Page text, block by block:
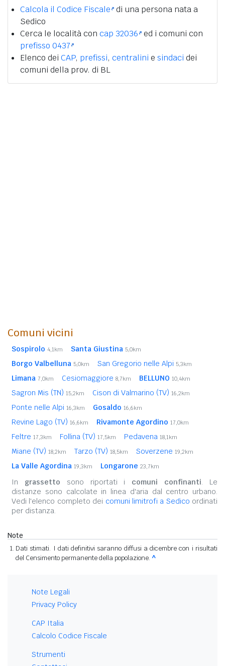
Calcola il Codice Fiscale di una persona nata a
Sedico
Cerca le località con cap 32036 ed i comuni con
prefisso 0437
Elenco dei CAP, prefissi, centralini e sindaci dei
comuni della prov. di BL
Comuni vicini
Sospirolo 4,1km Santa Giustina 5,0km
Borgo Valbelluna 5,0km San Gregorio nelle Alpi 5,3km
Limana 7,0km Cesiomaggiore 8,7km BELLUNO 10,4km
Sagron Mis (TN) 15,2km Cison di Valmarino (TV) 16,2km
Ponte nelle Alpi 16,3km Gosaldo 16,6km
Revine Lago (TV) 16,6km Rivamonte Agordino 17,0km
Feltre 17,3km Follina (TV) 17,5km Pedavena 18,1km
Miane (TV) 18,2km Tarzo (TV) 18,5km Soverzene 19,2km
La Valle Agordina 19,3km Longarone 23,7km
In grassetto sono riportati i comuni confinanti. Le
distanze sono calcolate in linea d'aria dal centro urbano.
Vedi l'elenco completo dei comuni limitrofi a Sedico ordinati
per distanza.
Note
Dati stimati. I dati definitivi saranno diffusi a dicembre con i risultati
del Censimento permanente della popolazione. ^
Note Legali
Privacy Policy
CAP Italia
Calcolo Codice Fiscale
Strumenti